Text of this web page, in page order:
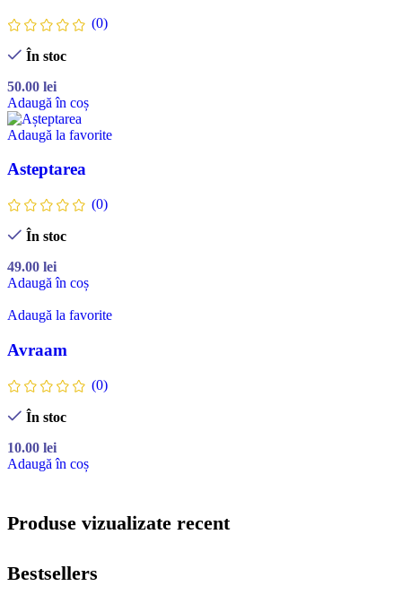
(0)
În stoc
50.00 lei
Adaugă în coș
Adaugă la favorite
Asteptarea
(0)
În stoc
49.00 lei
Adaugă în coș
Adaugă la favorite
Avraam
(0)
În stoc
10.00 lei
Adaugă în coș
Produse vizualizate recent
Bestsellers